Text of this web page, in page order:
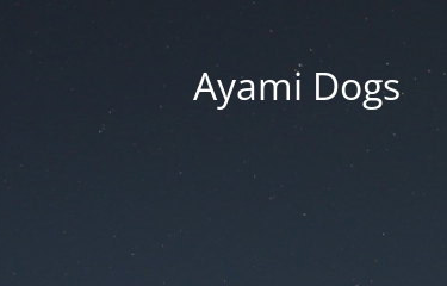
Ayami Dogs